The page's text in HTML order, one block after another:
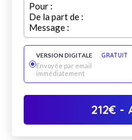
Pour :
De la part de :
Message :
VERSION DIGITALE
GRATUIT
Envoyée par email
immédiatement
212€ -